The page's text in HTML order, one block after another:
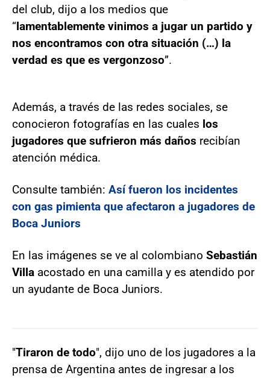
del club, dijo a los medios que
“lamentablemente vinimos a jugar un partido y
nos encontramos con otra situación (…) la
verdad es que es vergonzoso”.
Además, a través de las redes sociales, se
conocieron fotografías en las cuales los
jugadores que sufrieron más daños recibían
atención médica.
Consulte también: Así fueron los incidentes
con gas pimienta que afectaron a jugadores de
Boca Juniors
En las imágenes se ve al colombiano Sebastián
Villa acostado en una camilla y es atendido por
un ayudante de Boca Juniors.
"Tiraron de todo", dijo uno de los jugadores a la
prensa de Argentina antes de ingresar a los